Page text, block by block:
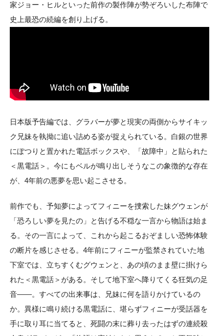
家ジョー・ヒルといった前作の製作陣が勢ぞろいした布陣で
史上最恐の続編を創り上げる。
日本版予告編では、グラバーが夢と現実の両側からサイキッ
ク兄妹を執拗に追い詰める姿が捉えられている。白銀の世界
にぽつりと置かれた電話ボックスや、「故障中」と貼られた
＜黒電話＞。今にもベルが鳴り出しそうなこの象徴的な存在
が、4年前の悪夢を思い起こさせる。
前作でも、予知夢によってフィニーを捜索した妹グウェンが
「恐ろしい夢を見たの」と告げる不穏な一言から物語は始ま
る。その一言によって、これから起こるおぞましい恐怖体験
の断片を感じさせる。4年前にフィニーが監禁されていた地
下室では、立ちすくむグウェンと、あの頃のまま壁に掛けら
れた＜黒電話＞がある。そして地下室へ降りてくる狂気の足
音——。すべての出来事は、兄妹に何を語りかけているの
か。異様に鳴り続ける黒電話に、堪らずフィニーが受話器を
手に取り耳に当てると、死闘の末に葬り去ったはずの連続殺